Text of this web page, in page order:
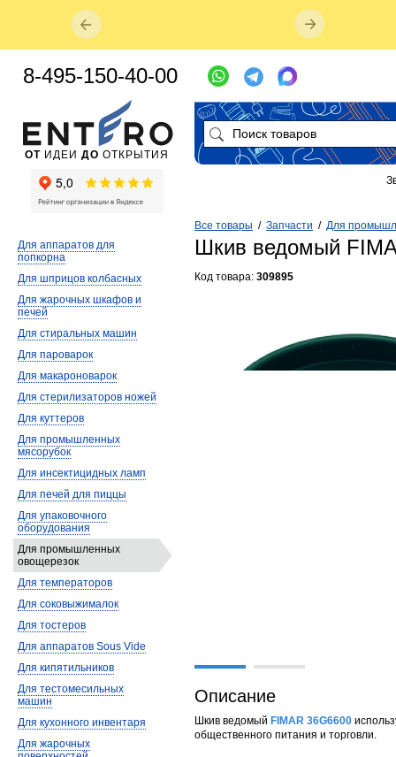
Все товары / Запчасти / Для
Шкив ведомый
Код товара: 309895
Описание
Шкив ведомый FIMAR 36G6600
общественного питания и торговли.
Для аппаратов для
попкорна
Для шприцов колбасных
Для жарочных шкафов и
печей
Для стиральных машин
Для пароварок
Для макароноварок
Для стерилизаторов ножей
Для куттеров
Для промышленных
мясорубок
Для инсектицидных ламп
Для печей для пиццы
Для упаковочного
оборудования
Для промышленных
овощерезок
Для температоров
Для соковыжималок
Для тостеров
Для аппаратов Sous Vide
Для кипятильников
Для тестомесильных
машин
Для кухонного инвентаря
Для жарочных
ОТ ИДЕИ ДО ОТКРЫТИЯ
8-495-150-40-00